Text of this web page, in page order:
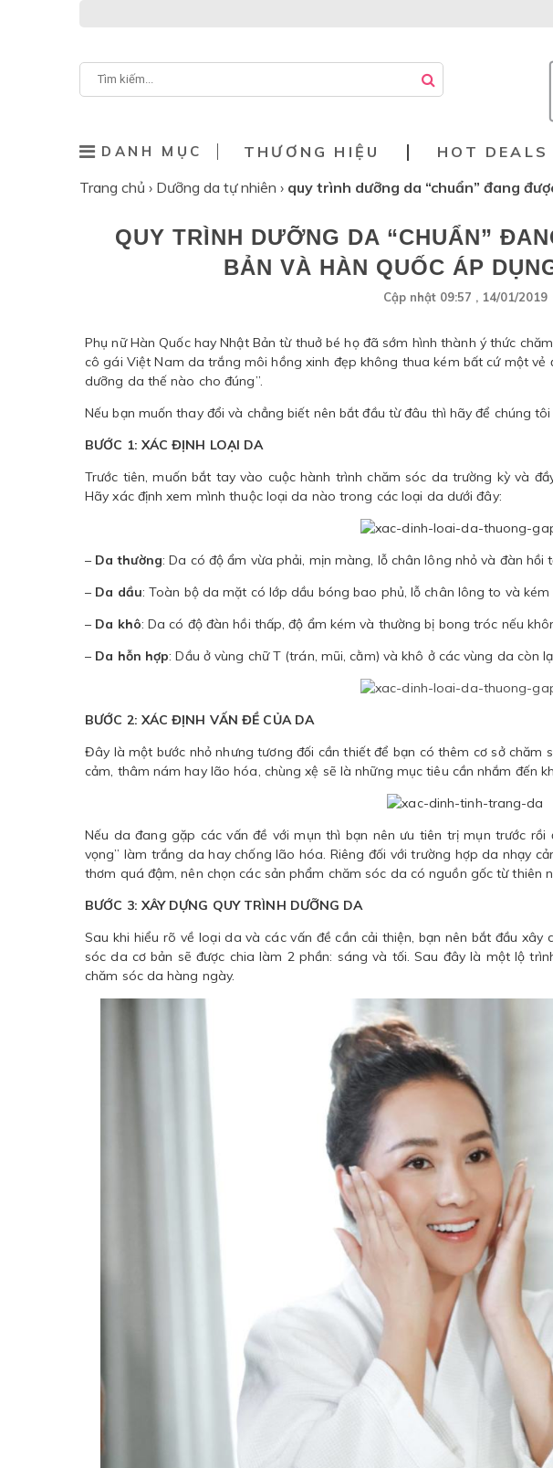
DANH MỤC THƯƠNG HIỆU HOT DEALS
Trang chủ › Dưỡng da tự nhiên › quy trình dưỡng da “chuẩn” đang
QUY TRÌNH DƯỠNG DA “CHUẨN”
BẢN VÀ HÀN QUỐC ÁP
Cập nhật 09:57 , 14/01/2019
Phụ nữ Hàn Quốc hay Nhật Bản từ thuở bé họ đã sớm hình thành ý thức
cô gái Việt Nam da trắng môi hồng xinh đẹp không thua kém bất cứ một vẻ
dưỡng da thế nào cho đúng”.
Nếu bạn muốn thay đổi và chẳng biết nên bắt đầu từ đâu thì hãy để chúng
BƯỚC 1: XÁC ĐỊNH LOẠI DA
Trước tiên, muốn bắt tay vào cuộc hành trình chăm sóc da trường kỳ và
Hãy xác định xem mình thuộc loại da nào trong các loại da dưới đây:
– Da thường: Da có độ ẩm vừa phải, mịn màng, lỗ chân lông nhỏ và đàn hồi
– Da dầu: Toàn bộ da mặt có lớp dầu bóng bao phủ, lỗ chân lông to và
– Da khô: Da có độ đàn hồi thấp, độ ẩm kém và thường bị bong tróc nếu
– Da hỗn hợp: Dầu ở vùng chữ T (trán, mũi, cằm) và khô ở các vùng da còn lạ
BƯỚC 2: XÁC ĐỊNH VẤN ĐỀ CỦA DA
Đây là một bước nhỏ nhưng tương đối cần thiết để bạn có thêm cơ sở chăm
cảm, thâm nám hay lão hóa, chùng xệ sẽ là những mục tiêu cần nhắm đến
Nếu da đang gặp các vấn đề với mụn thì bạn nên ưu tiên trị mụn trước
vọng” làm trắng da hay chống lão hóa. Riêng đối với trường hợp da nhạy
thơm quá đậm, nên chọn các sản phẩm chăm sóc da có nguồn gốc từ thiên
BƯỚC 3: XÂY DỰNG QUY TRÌNH DƯỠNG DA
Sau khi hiểu rõ về loại da và các vấn đề cần cải thiện, bạn nên bắt đầu
sóc da cơ bản sẽ được chia làm 2 phần: sáng và tối. Sau đây là một lộ
chăm sóc da hàng ngày.